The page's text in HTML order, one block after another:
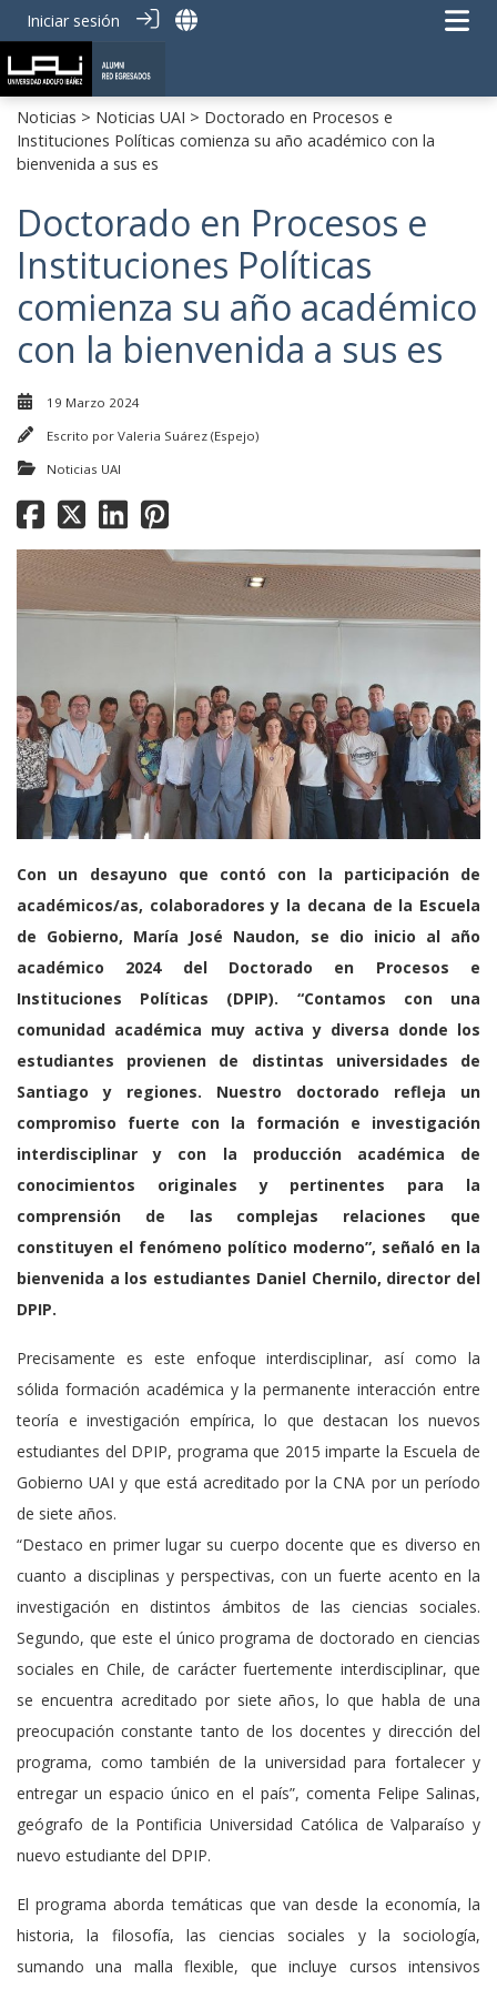
Iniciar sesión
Noticias > Noticias UAI > Doctorado en Procesos e
Instituciones Políticas comienza su año académico con la
bienvenida a sus es
Doctorado en Procesos e
Instituciones Políticas
comienza su año académico
con la bienvenida a sus es
19 Marzo 2024
Escrito por Valeria Suárez (Espejo)
Noticias UAI
Con un desayuno que contó con la participación de
académicos/as, colaboradores y la decana de la Escuela
de Gobierno, María José Naudon, se dio inicio al año
académico 2024 del Doctorado en Procesos e
Instituciones Políticas (DPIP). “Contamos con una
comunidad académica muy activa y diversa donde los
estudiantes provienen de distintas universidades de
Santiago y regiones. Nuestro doctorado refleja un
compromiso fuerte con la formación e investigación
interdisciplinar y con la producción académica de
conocimientos originales y pertinentes para la
comprensión de las complejas relaciones que
constituyen el fenómeno político moderno”, señaló en la
bienvenida a los estudiantes Daniel Chernilo, director del
DPIP.
Precisamente es este enfoque interdisciplinar, así como la
sólida formación académica y la permanente interacción entre
teoría e investigación empírica, lo que destacan los nuevos
estudiantes del DPIP, programa que 2015 imparte la Escuela de
Gobierno UAI y que está acreditado por la CNA por un período
de siete años.
“Destaco en primer lugar su cuerpo docente que es diverso en
cuanto a disciplinas y perspectivas, con un fuerte acento en la
investigación en distintos ámbitos de las ciencias sociales.
Segundo, que este el único programa de doctorado en ciencias
sociales en Chile, de carácter fuertemente interdisciplinar, que
se encuentra acreditado por siete años, lo que habla de una
preocupación constante tanto de los docentes y dirección del
programa, como también de la universidad para fortalecer y
entregar un espacio único en el país”, comenta Felipe Salinas,
geógrafo de la Pontificia Universidad Católica de Valparaíso y
nuevo estudiante del DPIP.
El programa aborda temáticas que van desde la economía, la
historia, la filosofía, las ciencias sociales y la sociología,
sumando una malla flexible, que incluye cursos intensivos